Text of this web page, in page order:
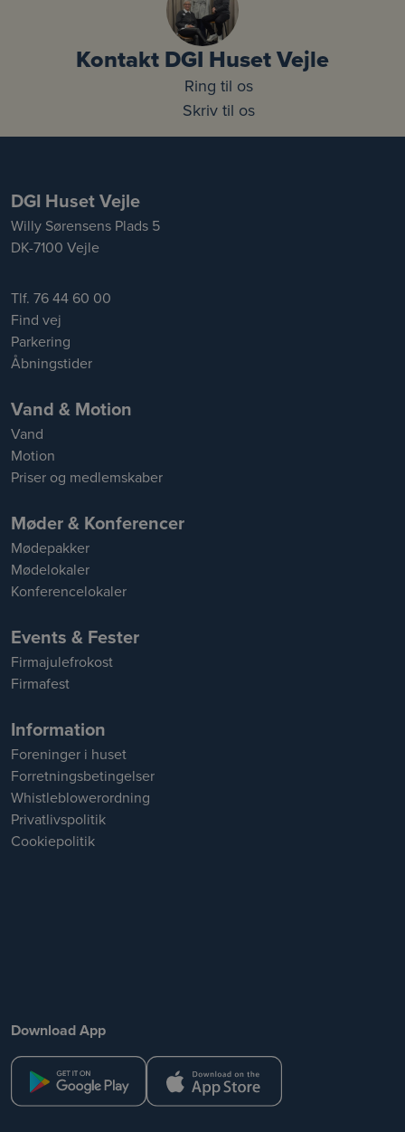
Kontakt DGI Huset Vejle
Ring til os
Skriv til os
DGI Huset Vejle
Willy Sørensens Plads 5
DK-7100 Vejle
Tlf. 76 44 60 00
Find vej
Parkering
Åbningstider
Vand & Motion
Vand
Motion
Priser og medlemskaber
Møder & Konferencer
Mødepakker
Mødelokaler
Konferencelokaler
Events & Fester
Firmajulefrokost
Firmafest
Information
Foreninger i huset
Forretningsbetingelser
Whistleblowerordning
Privatlivspolitik
Cookiepolitik
Download App